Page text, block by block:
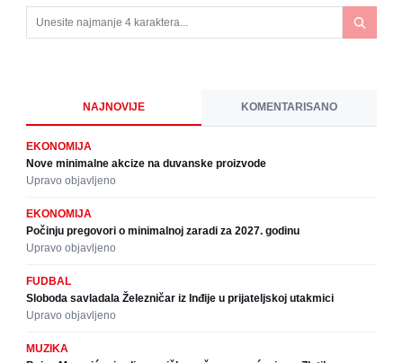
NAJNOVIJE KOMENTARISANO
EKONOMIJA
Nove minimalne akcize na duvanske proizvode
Upravo objavljeno
EKONOMIJA
Počinju pregovori o minimalnoj zaradi za 2027. godinu
Upravo objavljeno
FUDBAL
Sloboda savladala Železničar iz Inđije u prijateljskoj utakmici
Upravo objavljeno
MUZIKA